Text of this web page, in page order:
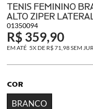
TENIS FEMININO
ALTO ZIPER
01350094
R$ 359,90
5X DE R$ 71,98SEM
COR
BRANCO